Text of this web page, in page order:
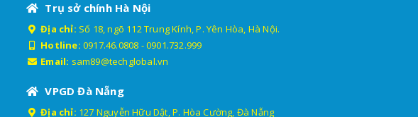
Trụ sở chính Hà Nội
Địa chỉ: Số 18, ngõ 112 Trung Kính, P. Yên Hòa, Hà Nội.
Hotline: 0917.46.0808 -0901.732.999
Email: sam89@techglobal.vn
VPGD Đà Nẵng
Địa chỉ: 127 Nguyễn Hữu Dật, P. Hòa Cường, Đà Nẵng